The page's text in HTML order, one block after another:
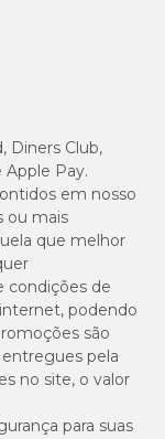
Diners Club,
Apple Pay.
em nosso
ou mais
que melhor
condições de
podendo
são
pela
no site, o valor
para suas